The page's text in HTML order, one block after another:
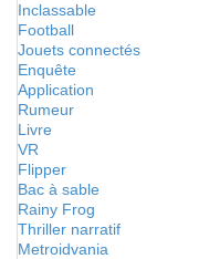
Inclassable
Football
Jouets connectés
Enquête
Application
Rumeur
Livre
VR
Flipper
Bac à sable
Rainy Frog
Thriller narratif
Metroidvania